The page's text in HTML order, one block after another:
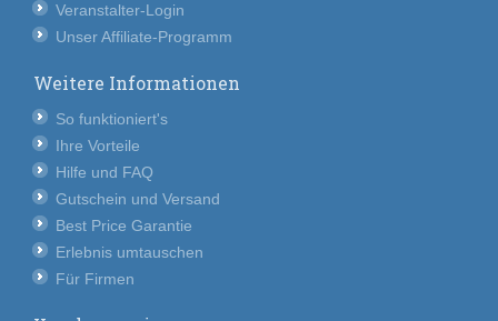
Veranstalter-Login
Unser Affiliate-Programm
Weitere Informationen
So funktioniert's
Ihre Vorteile
Hilfe und FAQ
Gutschein und Versand
Best Price Garantie
Erlebnis umtauschen
Für Firmen